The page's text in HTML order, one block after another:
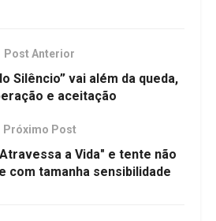
Post Anterior
Silêncio” vai além da queda,
e aceitação
Próximo Post
a Vida" e tente não
com tamanha sensibilidade